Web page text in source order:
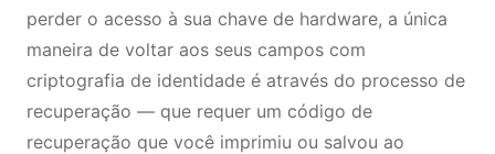
perder o acesso à sua chave de hardware, a única
maneira de voltar aos seus campos com
criptografia de identidade é através do processo de
recuperação — que requer um código de
recuperação que você imprimiu ou salvou ao